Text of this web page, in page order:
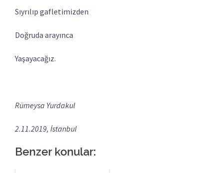
Sıyrılıp gafletimizden
Doğruda arayınca
Yaşayacağız.
Rümeysa Yurdakul
2.11.2019, İstanbul
Benzer konular: